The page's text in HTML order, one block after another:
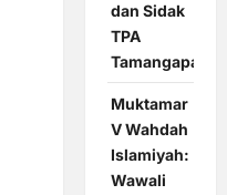
dan Sidak
TPA
Tamangapa
Muktamar
V Wahdah
Islamiyah:
Wawali